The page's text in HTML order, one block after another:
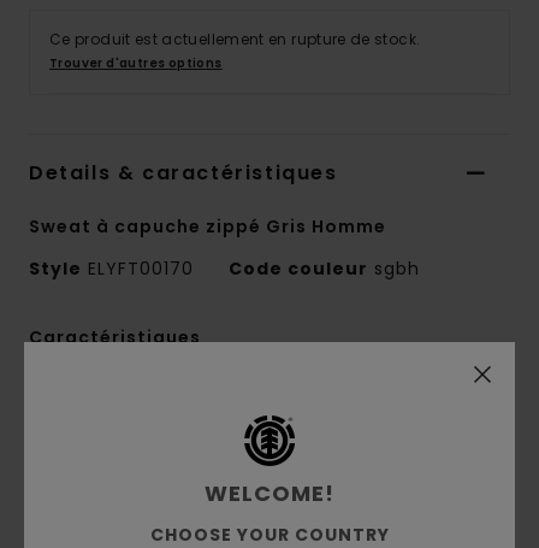
Ce produit est actuellement en rupture de stock.
Trouver d'autres options
Details & caractéristiques
Sweat à capuche zippé Gris Homme
Style ELYFT00170 Code couleur sgbh
Caractéristiques
Matière molletonnée brossée avec
40% de polyester, 30% de coton, 30% de coton
recyclé [280 g/m2]WELCOME!
CHOOSE YOUR COUNTRY